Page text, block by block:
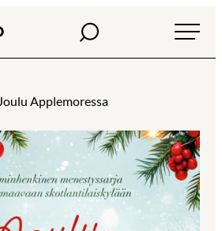
Haku
Joulu Applemoressa